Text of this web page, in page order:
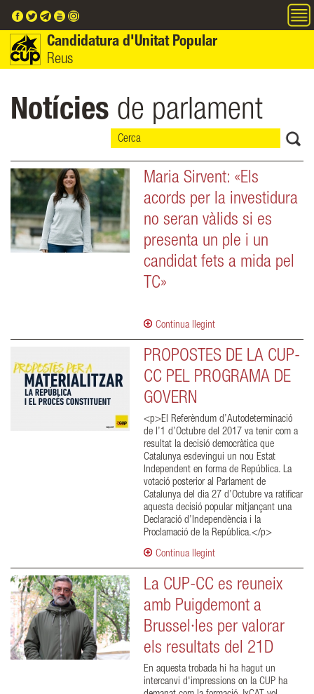
Candidatura d'Unitat Popular
Reus
Notícies de parlament
Maria Sirvent: «Els
acords per la investidura
no seran vàlids si es
presenta un ple i un
candidat fets a mida pel
TC»
Continua llegint
PROPOSTES DE LA CUP-
CC PEL PROGRAMA DE
GOVERN
<p>El Referèndum d’Autodeterminació
de l’1 d’Octubre del 2017 va tenir com a
resultat la decisió democràtica que
Catalunya esdevingui un nou Estat
Independent en forma de República. La
votació posterior al Parlament de
Catalunya del dia 27 d’Octubre va ratificar
aquesta decisió popular mitjançant una
Declaració d’Independència i la
Proclamació de la República.</p>
Continua llegint
La CUP-CC es reuneix
amb Puigdemont a
Brussel·les per valorar
els resultats del 21D
En aquesta trobada hi ha hagut un
intercanvi d'impressions on la CUP ha